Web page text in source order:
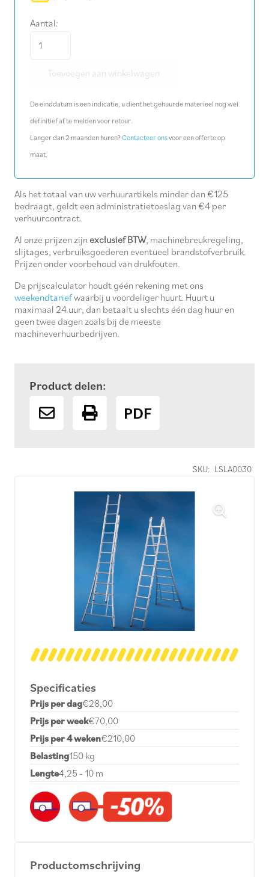
SKU: LSLA0030
Specificaties
Prijs per dag€28,00
Prijs per week€70,00
Prijs per 4 weken€210,00
Belasting150 kg
Lengte4,25 - 10 m
Productomschrijving
Aantal:
Schuifladder
10,25
3x16
sporten
aantal
Toevoegen aan winkelwagen
De einddatum is een indicatie, u dient het gehuurde materieel nog wel
definitief af te melden voor retour.
Langer dan 2 maanden huren?Contacteer onsvoor een offerte op
maat.
Als het totaal van uw verhuurartikels minder dan €125
bedraagt, geldt een administratietoeslag van €4 per
verhuurcontract.
Al onze prijzen zijn exclusief BTW, machinebreukregeling,
slijtages, verbruiksgoederen eventueel brandstofverbruik.
Prijzen onder voorbehoud van drukfouten.
De prijscalculator houdt géén rekening met ons
weekendtariefwaarbij u voordeliger huurt. Huurt u
maximaal 24 uur, dan betaalt u slechts één dag huur en
geen twee dagen zoals bij de meeste
machineverhuurbedrijven.
Product delen:
PDF